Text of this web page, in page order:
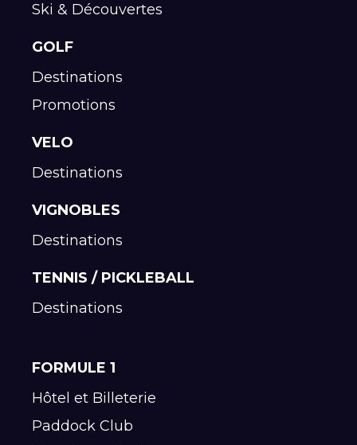
Ski & Découvertes
GOLF
Destinations
Promotions
VELO
Destinations
VIGNOBLES
Destinations
TENNIS / PICKLEBALL
Destinations
FORMULE 1
Hôtel et Billeterie
Paddock Club